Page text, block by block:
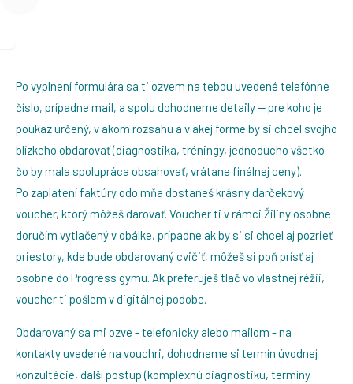
Po vyplnení formulára sa ti ozvem na tebou uvedené telefónne
číslo, prípadne mail, a spolu dohodneme detaily — pre koho je
poukaz určený, v akom rozsahu a v akej forme by si chcel svojho
blízkeho obdarovať (diagnostika, tréningy, jednoducho všetko
čo by mala spolupráca obsahovať, vrátane finálnej ceny).
Po zaplatení faktúry odo mňa dostaneš krásny darčekový
voucher, ktorý môžeš darovať. Voucher ti v rámci Žiliny osobne
doručím vytlačený v obálke, prípadne ak by si si chcel aj pozrieť
priestory, kde bude obdarovaný cvičiť, môžeš si poň prísť aj
osobne do Progress gymu. Ak preferuješ tlač vo vlastnej réžii,
voucher ti pošlem v digitálnej podobe.
Obdarovaný sa mi ozve - telefonicky alebo mailom - na
kontakty uvedené na vouchri, dohodneme si termín úvodnej
konzultácie, ďalší postup (komplexnú diagnostiku, termíny